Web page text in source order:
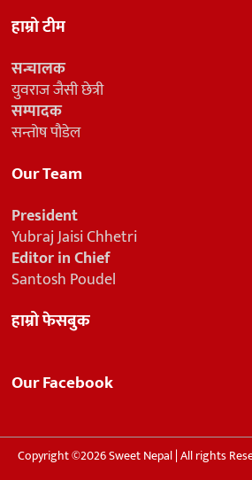
हाम्रो टीम
सन्चालक
युवराज जैसी छेत्री
सम्पादक
सन्तोष पौडेल
Our Team
President
Yubraj Jaisi Chhetri
Editor in Chief
Santosh Poudel
हाम्रो फेसबुक
Our Facebook
Copyright ©2026 Sweet Nepal | All rights